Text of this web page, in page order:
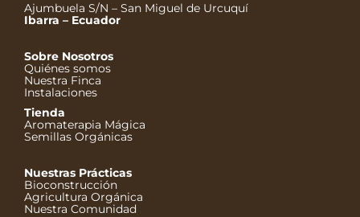
Ajumbuela S/N – San Miguel de Urcuquí
Ibarra – Ecuador
Sobre Nosotros
Quiénes somos
Nuestra Finca
Instalaciones
Tienda
Aromaterapia Mágica
Semillas Orgánicas
Nuestras Prácticas
Bioconstrucción
Agricultura Orgánica
Nuestra Comunidad